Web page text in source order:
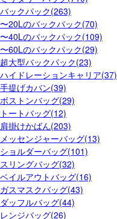
バックパック(263)
〜20Lのバックパック(70)
〜40Lのバックパック(109)
〜60Lのバックパック(29)
超大型バックパック(23)
ハイドレーションキャリア(37)
手提げカバン(39)
ボストンバッグ(29)
トートバッグ(12)
肩掛けかばん(203)
メッセンジャーバッグ(13)
ショルダーバッグ(101)
スリングバッグ(32)
ベイルアウトバッグ(16)
ガスマスクバッグ(43)
ダッフルバッグ(44)
レンジバッグ(26)